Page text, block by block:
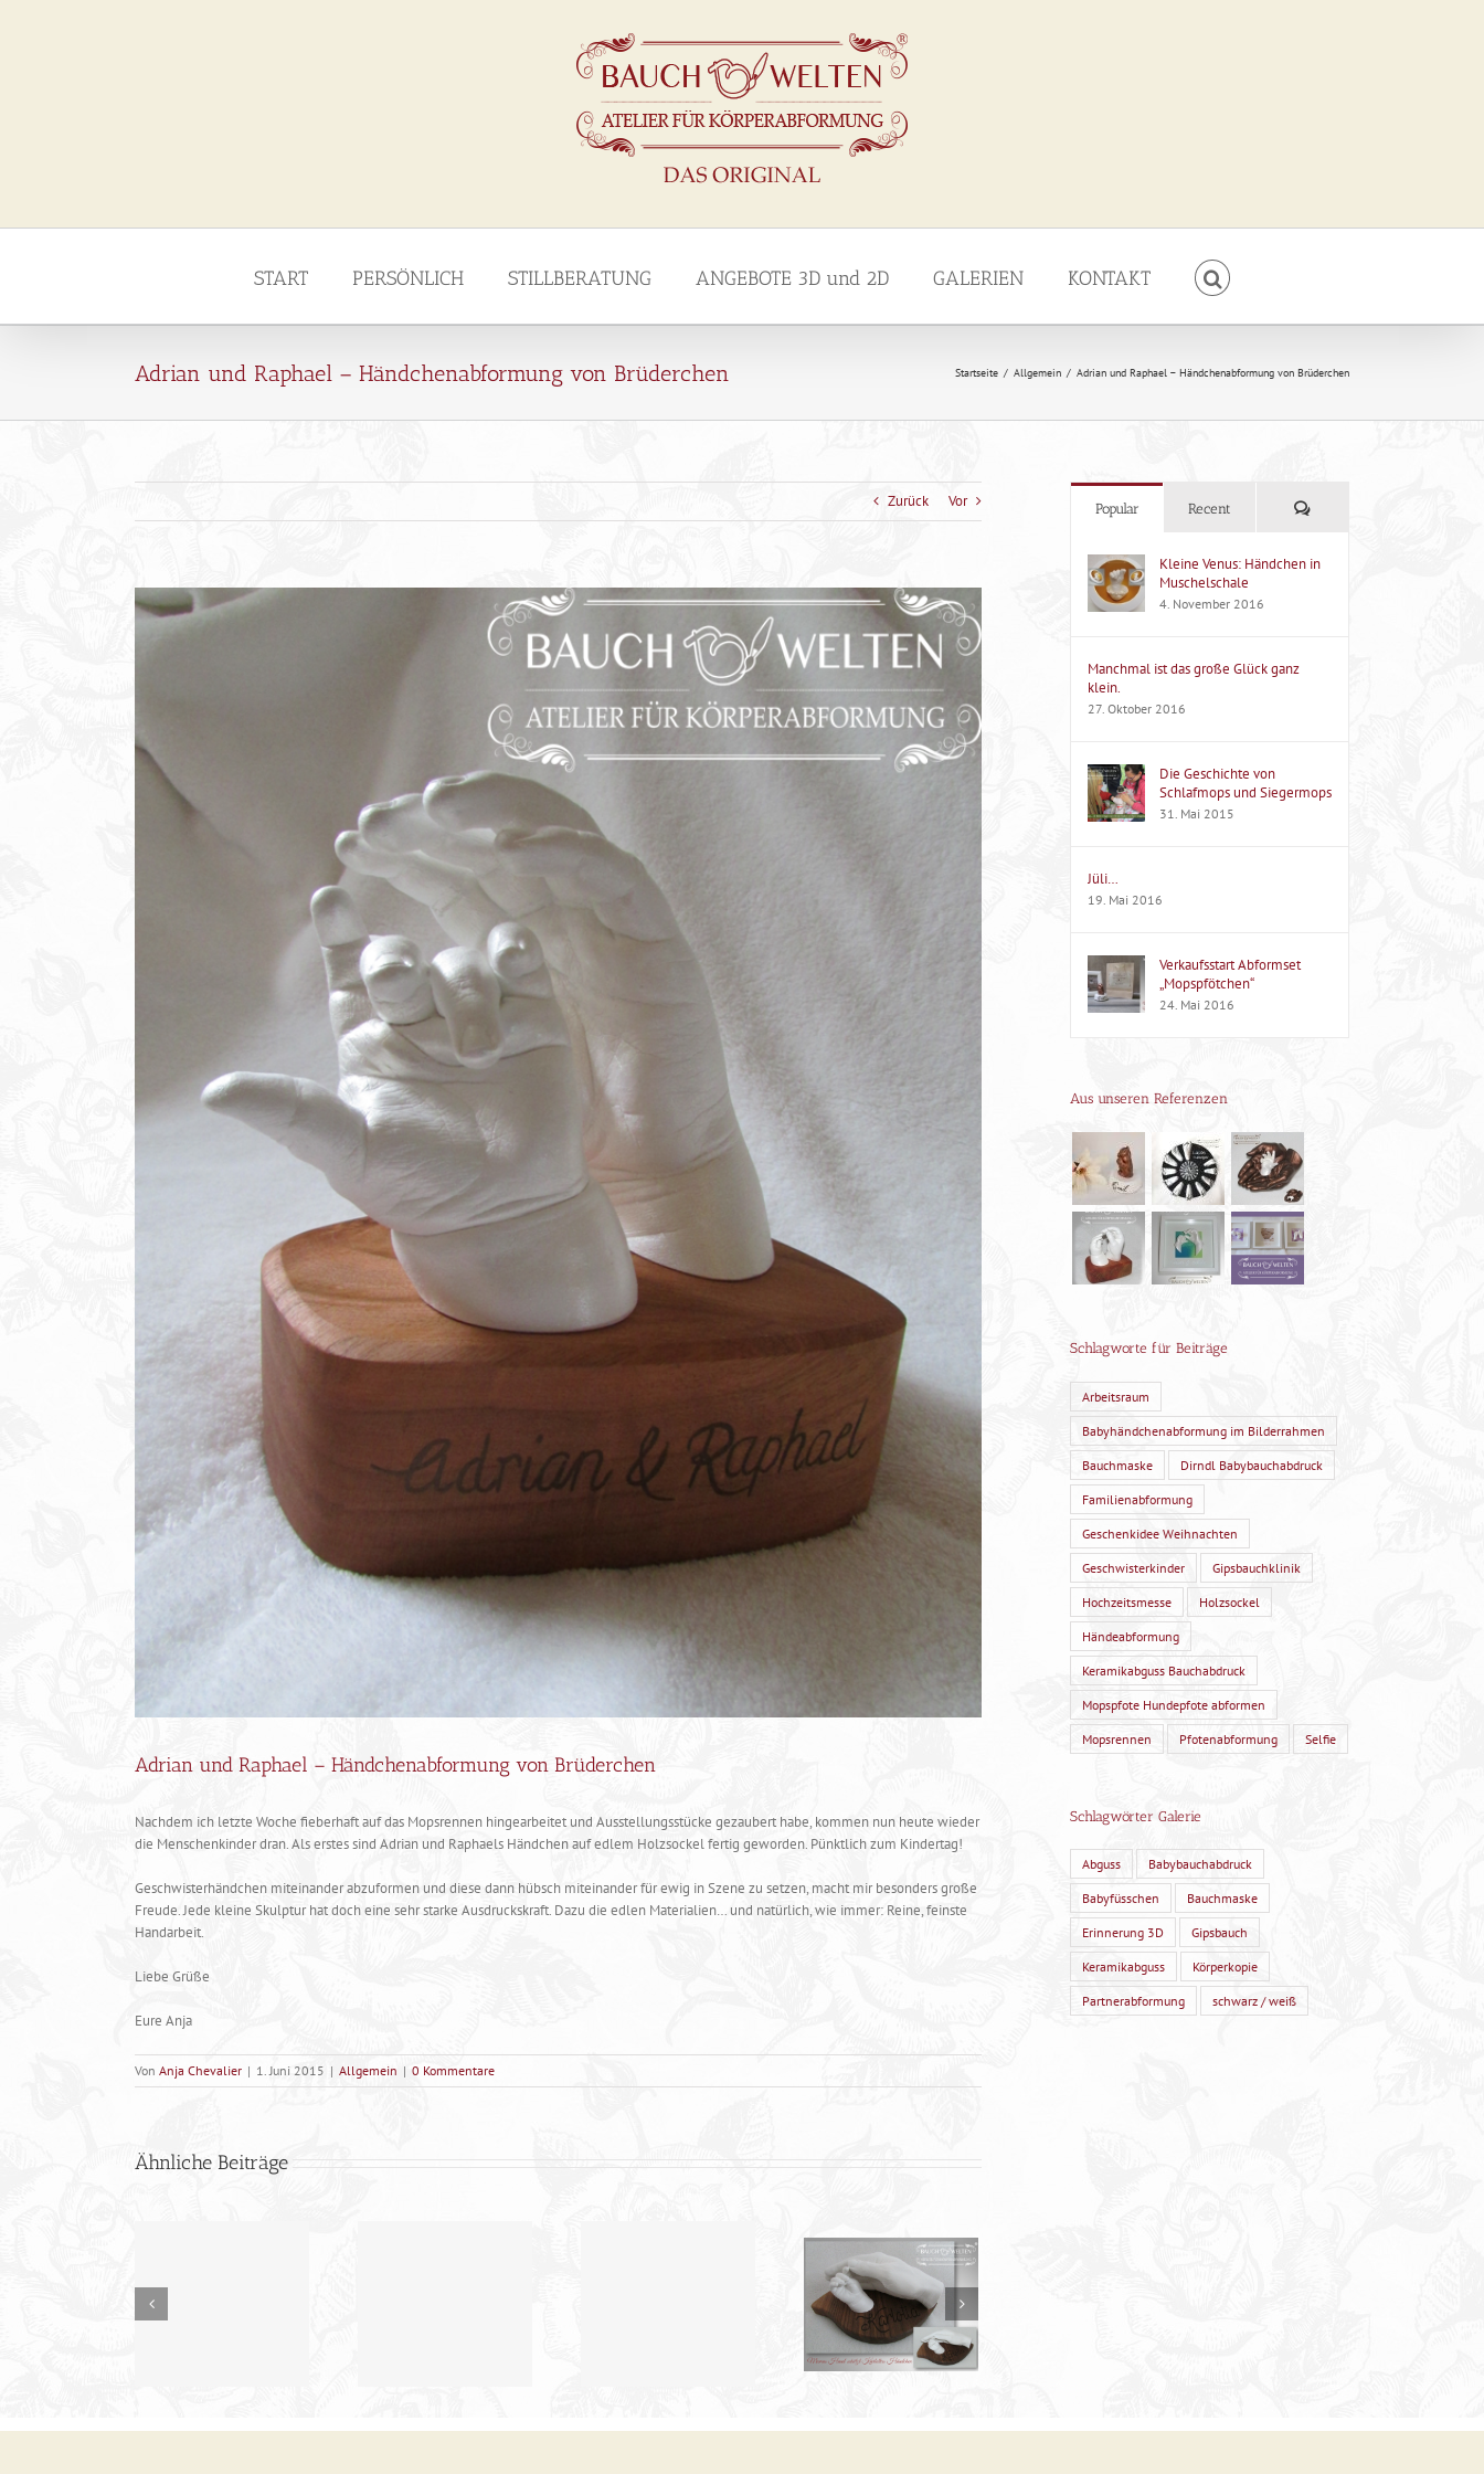
START PERSÖNLICH STILLBERATUNG ANGEBOTE 3D und 2D GALERIEN KONTAKT
Adrian und Raphael – Händchenabformung von Brüderchen Startseite / Allgemein / Adrian und Raphael – Händchenabformung von Brüderchen
Zurück Vor
Zeige
grösseres
Adrian und Raphael – Händchenabformung von Brüderchen
Nachdem ich letzte Woche fieberhaft auf das Mopsrennen hingearbeitet und Ausstellungsstücke gezaubert habe, kommen nun heute wieder
die Menschenkinder dran. Als erstes sind Adrian und Raphaels Händchen auf edlem Holzsockel fertig geworden. Pünktlich zum Kindertag!
Geschwisterhändchen miteinander abzuformen und diese dann hübsch miteinander für ewig in Szene zu setzen, macht mir besonders große
Freude. Jede kleine Skulptur hat doch eine sehr starke Ausdruckskraft. Dazu die edlen Materialien… und natürlich, wie immer: Reine, feinste
Handarbeit.
Liebe Grüße
Eure Anja
Von Anja Chevalier | 1. Juni 2015 | Allgemein | 0 Kommentare
Ähnliche Beiträge
Mann mit
Kunstschwangerbauch,
Wehensimulator und
Gipsabdruck…
Popular Recent Kommentare
Kleine Venus: Händchen in
Muschelschale
4. November 2016
Manchmal ist das große Glück ganz
klein.
27. Oktober 2016
Die Geschichte von
Schlafmops und Siegermops
31. Mai 2015
Jüli…
19. Mai 2016
Verkaufsstart Abformset
„Mopspfötchen“
24. Mai 2016
Aus unseren Referenzen
Schlagworte für Beiträge
Arbeitsraum
Babyhändchenabformung im Bilderrahmen
Bauchmaske Dirndl Babybauchabdruck
Familienabformung
Geschenkidee Weihnachten
Geschwisterkinder Gipsbauchklinik
Hochzeitsmesse Holzsockel
Händeabformung
Keramikabguss Bauchabdruck
Mopspfote Hundepfote abformen
Mopsrennen Pfotenabformung Selfie
Schlagwörter Galerie
Abguss Babybauchabdruck
Babyfüsschen Bauchmaske
Erinnerung 3D Gipsbauch
Keramikabguss Körperkopie
Partnerabformung schwarz / weiß